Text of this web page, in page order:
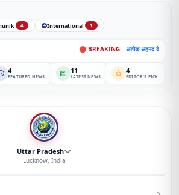
4 International 1
🔴 BREAKING: अतीक अहमद के बेटे आबान अहमद की
4
FEATURED NEWS
11
LATEST NEWS
4
EDITOR'S PICK
Uttar Pradesh
Lucknow, India